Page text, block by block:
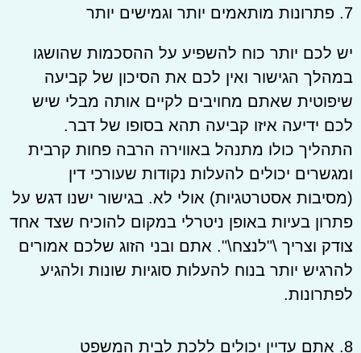
7. פתרונות מותאמים יותר וגמישים יותר
יש לכם יותר כוח להשפיע על ההסכמות שהושגו
במהלך הגישור ואין לכם את הסיכון של קביעה
שיפוטית שאתם מחויבים לקיים אותה מבלי שיש
לכם ידיעה איזו קביעה תהא בסופו של דבר.
התהליך כולו מתנהל באווירה הרבה פחות קרבית
ומגשרים יכולים להעלות נקודות שעורכי דין
(מסיבות אסטרטגיות) אולי לא. בגישור ישנו דגש על
פתרון בעיות באופן ניטרלי במקום להוכיח שצד אחד
צודק וצריך \"לנצח\". אתם ובני הזוג שלכם אמורים
להרגיש יותר בנוח להעלות סוגיות שונות ולהגיע
לפתרונות.
8. אתם עדיין יכולים ללכת לבית המשפט